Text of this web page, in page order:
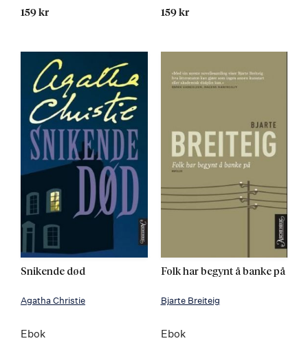
159 kr 159 kr
Snikende død
Agatha Christie
Ebok
Folk har begynt å banke på
Bjarte Breiteig
Ebok